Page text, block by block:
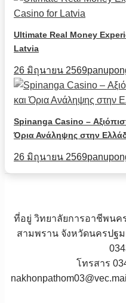
Ultimate Real Money
Latvia
26 มิถุนายน 2569
Spinanga Casino –
Όρια Ανάληψης στην
26 มิถุนายน 2569
ที่อยู่ วิทยาลัยการอาชีพนค
สามพราน จังหวัดนครปฐ
โทรสาร